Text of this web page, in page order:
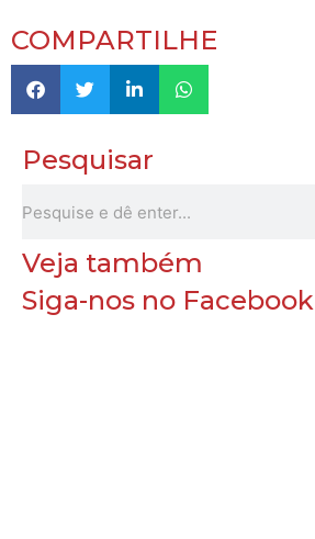
COMPARTILHE
Pesquisar
Veja também
Siga-nos no Facebook